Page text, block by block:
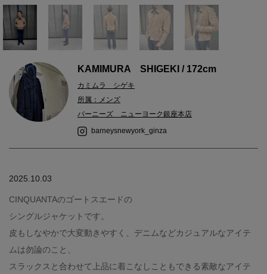
KAMIMURA SHIGEKI / 172cm
カミムラ シゲキ
所属：メンズ
バーニーズ ニューヨーク銀座本店
barneysnewyork_ginza
2025.10.03
CINQUANTAのゴートスエードの
シングルジャケットです。
皮もしなやかで大変動きやすく、デニムなどカジュアルなアイテ
ムは勿論のこと、
スラックスと合わせて上品に着こなしこともできる素敵なアイテ